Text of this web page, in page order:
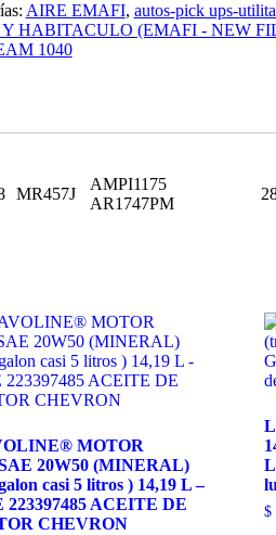
AIRE EMAFI, autos-pick ups-
HABITACULO (EMAFI - NEW
1040
MR457J
AMPI1175
AR1747PM
MOTOR
20W50 (MINERAL)
casi 5 litros ) 14,19 L –
223397485 ACEITE DE
CHEVRON
$